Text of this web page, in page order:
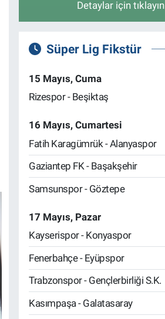
Detaylar için tıklayın
Süper Lig Fikstür
15 Mayıs, Cuma
Rizespor - Beşiktaş
16 Mayıs, Cumartesi
Fatih Karagümrük - Alanyaspor
Gaziantep FK - Başakşehir
Samsunspor - Göztepe
17 Mayıs, Pazar
Kayserispor - Konyaspor
Fenerbahçe - Eyüpspor
Trabzonspor - Gençlerbirliği S.K.
Kasımpaşa - Galatasaray